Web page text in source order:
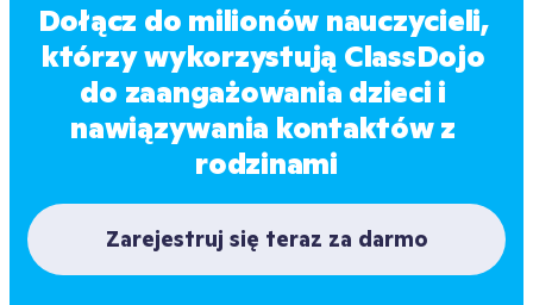
Dołącz do milionów nauczycieli,
którzy wykorzystują ClassDojo
do zaangażowania dzieci i
nawiązywania kontaktów z
rodzinami
Zarejestruj się teraz za darmo